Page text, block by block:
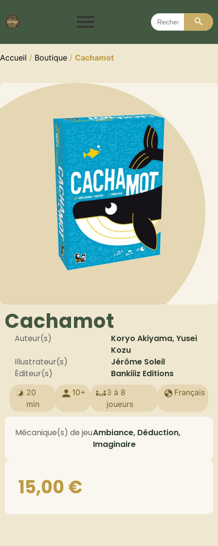
Search
for:
Search
Accueil / Boutique / Cachamot
Cachamot
Auteur(s)
Koryo Akiyama, Yusei
Kozu
Illustrateur(s)
Jérôme Soleil
Éditeur(s)
Bankiiiz Editions
20
min
10+
3 à 8
joueurs
Français
Mécanique(s) de jeuAmbiance, Déduction,
Imaginaire
15,00€